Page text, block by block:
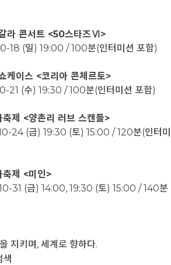
라 콘서트 <50스타즈Ⅵ>
18 (일) 19:00 / 100분(인터미션 포함)
이스 <코리아 콘체르토>
21 (수) 19:30 / 100분(인터미션 포함)
제 <양촌리 러브 스캔들>
24 (금) 19:30 (토) 15:00 / 120분(인터미
제 <미인>
31 (금) 14:00, 19:30 (토) 15:00 / 140분
지키며, 세계로 향하다.
색